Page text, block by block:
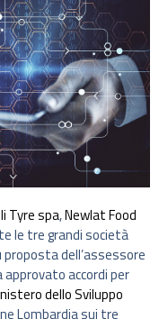
Tyre spa,Newlat Food
le tre grandi società
proposta dell’assessore
approvato accordi per
dello Sviluppo
Lombardia sui tre